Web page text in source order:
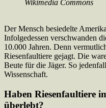
Wikimedia Commons
Der Mensch besiedelte
Infolgedessen verschwanden
10.000 Jahren. Denn
Riesenfaultiere gejagt. Die
Beute für die Jäger. So
Wissenschaft.
Haben Riesenfaultiere
überlebt?